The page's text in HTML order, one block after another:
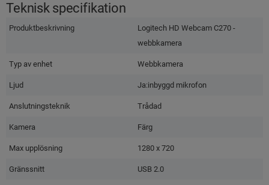
Teknisk specifikation
Produktbeskrivning
Logitech HD Webcam C270 -
webbkamera
Typ av enhet Webbkamera
Ljud Ja:inbyggd mikrofon
Anslutningsteknik Trådad
Kamera Färg
Max upplösning 1280 x 720
Gränssnitt USB 2.0